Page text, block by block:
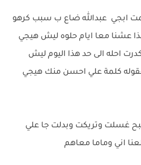
ابجي عبدالله ضاع ب سبب كرهو
عشنا معا ايام حلوه ليش هيجي
احله الى حد هذا اليوم ليش
كلمة علي احسن منك هيجي
غسلت وتريكت وبدلت جا علي
اني وماما معاهم